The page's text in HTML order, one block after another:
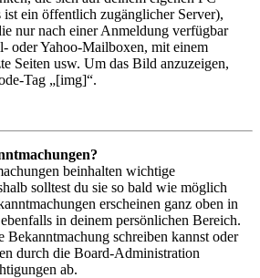
ist ein öffentlich zugänglicher Server),
nur nach einer Anmeldung verfügbar
oder Yahoo-Mailboxen, mit einem
Seiten usw. Um das Bild anzuzeigen,
Tag „[img]“.
beinhalten wichtige
solltest du sie so bald wie möglich
erscheinen ganz oben in
in deinem persönlichen Bereich.
Bekanntmachung schreiben kannst oder
durch die Board-Administration
ab.